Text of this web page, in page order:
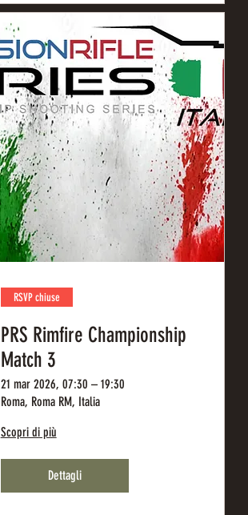
RSVP chiuse
PRS Rimfire Championship
Match 3
21 mar 2026, 07:30 – 19:30
Roma, Roma RM, Italia
Scopri di più
Dettagli